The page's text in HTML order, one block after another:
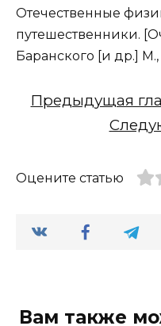
Отечественные
путешественники.
Баранского [и др.] М.,
Предыдущая
Оцените статью
Вам также